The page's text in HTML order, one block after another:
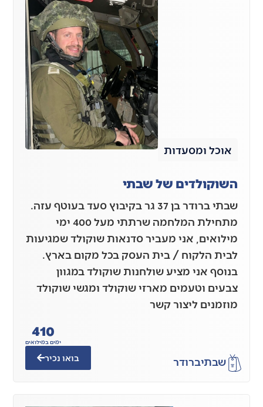
אוכל ומסעדות
השוקולדים של שבתי
שבתי ברודר בן 37 גר בקיבוץ סעד בעוטף עזה.
מתחילת המלחמה שרתתי מעל 400 ימי
מילואים, אני מעביר סדנאות שוקולד שמגיעות
לבית הלקוח / בית העסק בכל מקום בארץ.
בנוסף אני מציע שולחנות שוקולד במגוון
צבעים וטעמים מארזי שוקולד ומגשי שוקולד
מוזמנים ליצור קשר
שבתיברודר
ימים במילואים
410
בואו נכיר